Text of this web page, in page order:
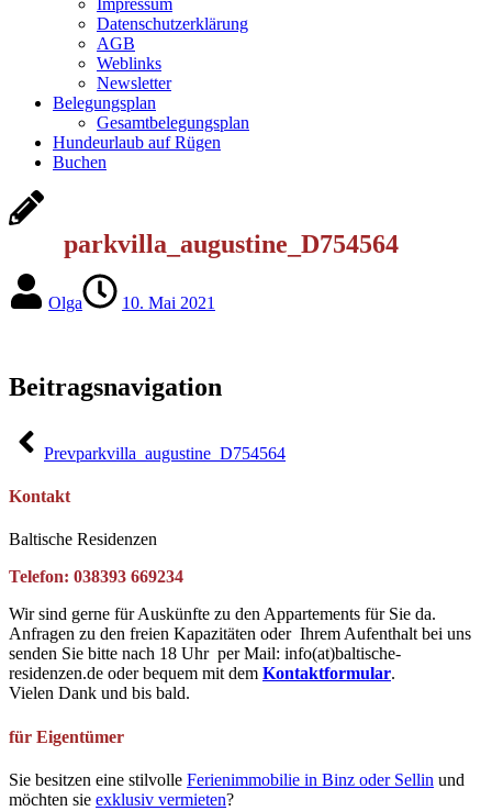
Impressum
Datenschutzerklärung
AGB
Weblinks
Newsletter
Belegungsplan
Gesamtbelegungsplan
Hundeurlaub auf Rügen
Buchen
parkvilla_augustine_D754564
Olga 10. Mai 2021
Beitragsnavigation
Prevparkvilla_augustine_D754564
Kontakt
Baltische Residenzen
Telefon: 038393 669234
Wir sind gerne für Auskünfte zu den Appartements für Sie da.
Anfragen zu den freien Kapazitäten oder Ihrem Aufenthalt bei uns
senden Sie bitte nach 18 Uhr per Mail: info(at)baltische-
residenzen.de oder bequem mit dem Kontaktformular.
Vielen Dank und bis bald.
für Eigentümer
Sie besitzen eine stilvolle Ferienimmobilie in Binz oder Sellin und
möchten sie exklusiv vermieten?